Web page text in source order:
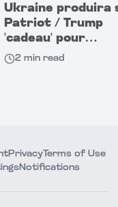
Ukraine produira
Patriot / Trump
'cadeau' pour
Zelensky, grand
pour Kiev
2 min read
PrivacyTerms of Use
Notifications